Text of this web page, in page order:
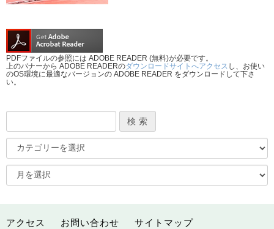
PDFファイルの参照には ADOBE READER (無料)が必要です。
上のバナーから ADOBE READERのダウンロードサイトへアクセス し、お使い
のOS環境に最適なバージョンの ADOBE READER をダウンロードして下さ
い。
アクセス お問い合わせ
サイトマップ